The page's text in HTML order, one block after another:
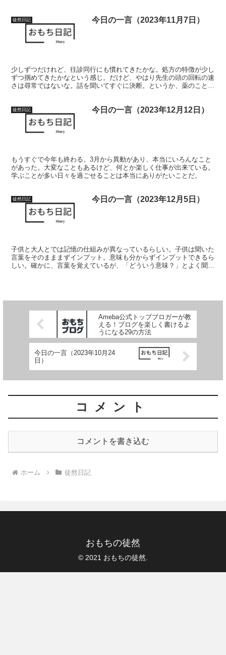
がイメージしやすいようにしているんだろうな。
徒然日記 今日の一言（2023年11月7日）
少しずつだけれど、往診同行にも慣れてきたかな。処方の特徴が少し
ずつ掴めてきたかなという感じ。だけど、やはり先生の頭の回転の速
さは尋常ではないな。話を聞いてすぐに決断。というか、薬のこと本
徒然日記 今日の一言（2023年12月12日）
もうすぐで今年も終わる。3月から異動があり、本当にいろんなこと
があった。大変なこともあるけど、何とか楽しく仕事が出来ている。
学ぶことが多い日々を過ごせることは本当にありがたいことだ。
徒然日記 今日の一言（2023年12月5日）
子供と大人とでは記憶の仕組みが異なっているらしい。子供は聞いた
言葉をそのまままずインプット。意味も分からずインプットできるら
しい。確かに、言葉を覚えているが、「どういう意味？」とよく聞か
Ameba公式トップブロガーが教
える！ブログを楽しく書けるよ
うになる29の方法
今日の一言（2023年10月24
日）
コメント
コメントを書き込む
ホーム 徒然日記
おもちの徒然
© 2021 おもちの徒然.